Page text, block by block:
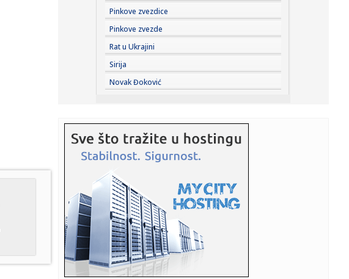
19:08:Blagojević zaustavio favorita iz Moskve
19:08:Zvezdi pred očima Pazar, u mislima Hapoel
19:07:Vučić: Srbija na dobrom putu, prva po rastu BDP-a u
Evropi u pr...
19:06: VIDEO Četvrti dan borbe protiv vatrene stihije u
Deliblatskoj pe...
19:05:
19:03:HLADAN TUŠ ZA TADIĆA I NEC: Telstar šokirao Najmegen
već na s...
19:02:Vučić najavio značajno veće plate i penzije! Predsednik
otkri...
19:02:PSŽ ispustio prednost protiv Mančester junajteda
Pinkove zvezdice
Pinkove zvezde
Rat u Ukrajini
Sirija
Novak Đoković